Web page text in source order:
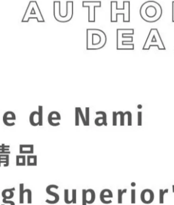
蔓式烏鴉蔓藤 耳扣耳骨夾｜日本製職
人手工 Romanesque
NT$897